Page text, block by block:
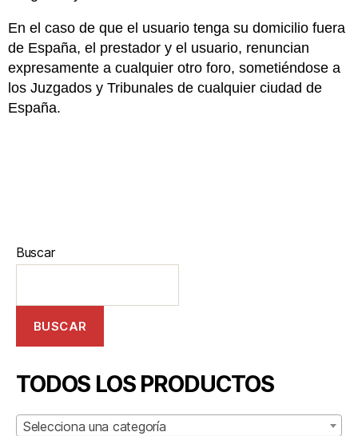
En el caso de que el usuario tenga su domicilio fuera
de España, el prestador y el usuario, renuncian
expresamente a cualquier otro foro, sometiéndose a
los Juzgados y Tribunales de cualquier ciudad de
España.
Buscar
BUSCAR
TODOS LOS PRODUCTOS
Selecciona una categoría